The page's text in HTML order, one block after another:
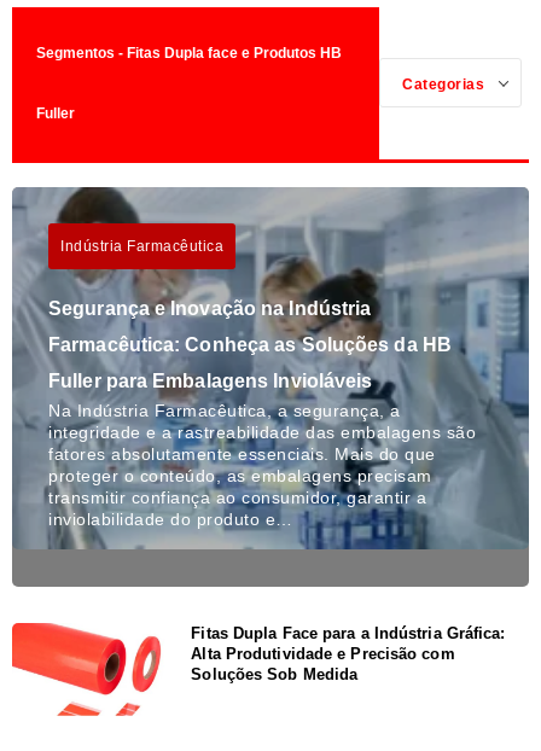
Segmentos - Fitas Dupla face e Produtos HB
Fuller
Categorias
Indústria Farmacêutica
Segurança e Inovação na Indústria
Farmacêutica: Conheça as Soluções da HB
Fuller para Embalagens Invioláveis
Na Indústria Farmacêutica, a segurança, a
integridade e a rastreabilidade das embalagens são
fatores absolutamente essenciais. Mais do que
proteger o conteúdo, as embalagens precisam
transmitir confiança ao consumidor, garantir a
inviolabilidade do produto e…
Fitas Dupla Face para a Indústria Gráfica:
Alta Produtividade e Precisão com
Soluções Sob Medida